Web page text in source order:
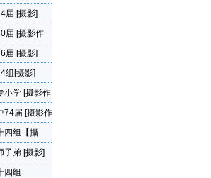
届 [摄影]
届 [摄影作
届 [摄影]
组[摄影]
小学 [摄影作
74届 [摄影作
四组【攝
子弟 [摄影]
四组